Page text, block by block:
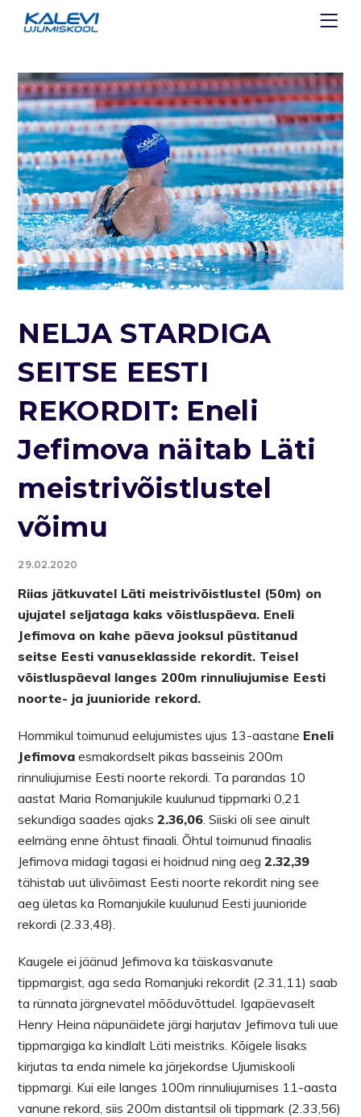
NELJA STARDIGA
SEITSE EESTI
REKORDIT: Eneli
Jefimova näitab Läti
meistrivõistlustel
võimu
29.02.2020
Riias jätkuvatel Läti meistrivõistlustel (50m) on
ujujatel seljataga kaks võistluspäeva. Eneli
Jefimova on kahe päeva jooksul püstitanud
seitse Eesti vanuseklasside rekordit. Teisel
võistluspäeval langes 200m rinnuliujumise Eesti
noorte- ja juunioride rekord.
Hommikul toimunud eelujumistes ujus 13-aastane Eneli
Jefimova esmakordselt pikas basseinis 200m
rinnuliujumise Eesti noorte rekordi. Ta parandas 10
aastat Maria Romanjukile kuulunud tippmarki 0,21
sekundiga saades ajaks2.36,06 . Siiski oli see ainult
eelmäng enne õhtust finaali. Õhtul toimunud finaalis
Jefimova midagi tagasi ei hoidnud ning aeg2.32,39
tähistab uut ülivõimast Eesti noorte rekordit ning see
aeg ületas ka Romanjukile kuulunud Eesti juunioride
rekordi (2.33,48).
Kaugele ei jäänud Jefimova ka täiskasvanute
tippmargist, aga seda Romanjuki rekordit (2.31,11) saab
ta rünnata järgnevatel mõõduvõttudel. Igapäevaselt
Henry Heina näpunäidete järgi harjutav Jefimova tuli uue
tippmargiga ka kindlalt Läti meistriks. Kõigele lisaks
kirjutas ta enda nimele ka järjekordse Ujumiskooli
tippmargi. Kui eile langes 100m rinnuliujumises 11-aasta
vanune rekord, siis 200m distantsil oli tippmark (2.33,56)